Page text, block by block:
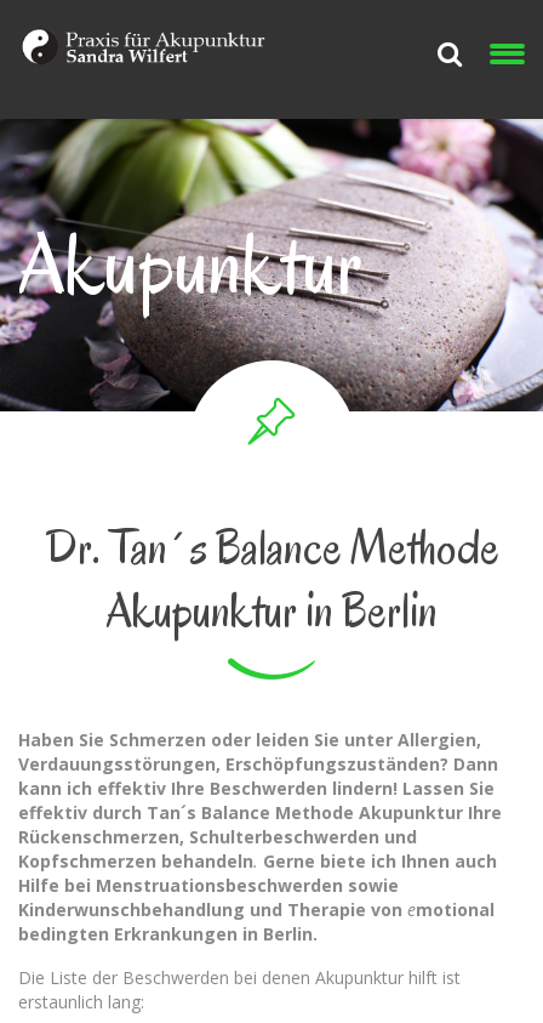
Akupunktur
Dr. Tan´s Balance Methode
Akupunktur in Berlin
Haben Sie Schmerzen oder leiden Sie unter Allergien,
Verdauungsstörungen, Erschöpfungszuständen? Dann
kann ich effektiv Ihre Beschwerden lindern! Lassen Sie
effektiv durch Tan´s Balance Methode Akupunktur Ihre
Rückenschmerzen, Schulterbeschwerden und
Kopfschmerzen behandeln. Gerne biete ich Ihnen auch
Hilfe bei Menstruationsbeschwerden sowie
Kinderwunschbehandlung und Therapie von emotional
bedingten Erkrankungen in Berlin.
Die Liste der Beschwerden bei denen Akupunktur hilft ist
erstaunlich lang: